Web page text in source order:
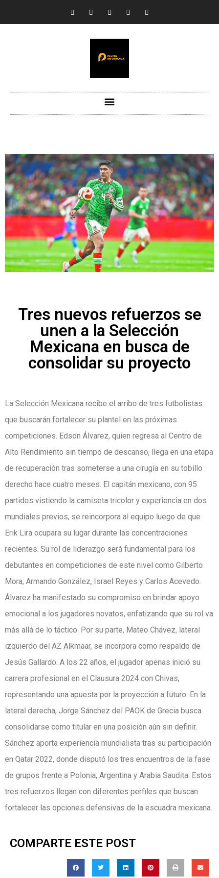
Tres nuevos refuerzos se
unen a la Selección
Mexicana en busca de
consolidar su proyecto
La Selección Mexicana recibe el arribo de tres futbolistas
que buscarán fortalecer su plantel en las próximas
competiciones. Edson Álvarez, quien regresa al Centro de
Alto Rendimiento sin tiempo de descanso, llega en una etapa
de recuperación tras someterse a una cirugía en su tobillo
derecho hace cuatro meses. El capitán mexicano, con 95
partidos vistiendo la camiseta tricolor y experiencia en dos
mundiales previos, se reincorpora al equipo luego de que
Erik Lira ocupara su lugar durante las concentraciones
recientes. Su rol de liderazgo será fundamental para los
debutantes en competiciones de este nivel como Gilberto
Mora, Armando González, Israel Reyes y Carlos Acevedo.
Álvarez ha manifestado su compromiso en brindar apoyo
emocional a los jugadores novatos, enfatizando que su rol va
más allá de lo táctico. Por su parte, Mateo Chávez, lateral
izquierdo del AZ Alkmaar, se incorpora como respaldo de
Jesús Gallardo. A los 22 años, el jugador apenas inició su
carrera profesional en el Clausura 2024 con Chivas,
representando una apuesta por la proyección a futuro. En la
lateral derecha, Jorge Sánchez del PAOK de Grecia busca
consolidarse como titular en una posición aún sin definir.
Sánchez aporta experiencia mundialista tras su participación
en Qatar 2022, donde disputó los tres encuentros de la fase
de grupos frente a Polonia, Argentina y Arabia Saudita. Estos
tres refuerzos llegan con diferentes perfiles que buscan
fortalecer las opciones defensivas de la escuadra mexicana.
COMPARTE ESTE POST